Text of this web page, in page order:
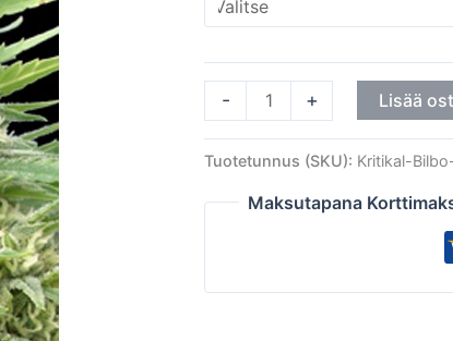
-
määrä
+ Lisää
Tuotetunnus (SKU): Kritikal-
Maksutapana